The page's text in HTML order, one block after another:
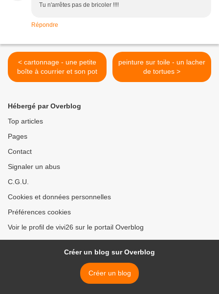
Tu n'arrêtes pas de bricoler !!!!
Répondre
< cartonnage - une petite
boîte à courrier et son pot
peinture sur toile - un lacher
de tortues >
Hébergé par Overblog
Top articles
Pages
Contact
Signaler un abus
C.G.U.
Cookies et données personnelles
Préférences cookies
Voir le profil de vivi26 sur le portail Overblog
Créer un blog sur Overblog
Créer un blog